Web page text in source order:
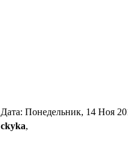
Дата: Понедельник, 14 Ноя
ckyka,